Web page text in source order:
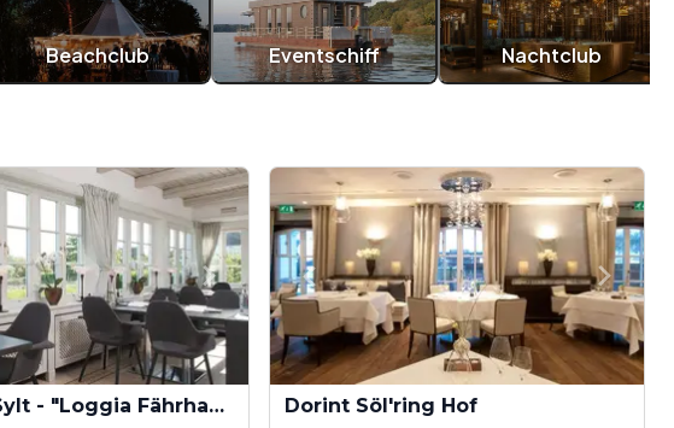
Beachclub Eventschiff Nachtclub
Fährhaus Sylt - "Loggia Fährhaus" Dorint Söl'ring Hof